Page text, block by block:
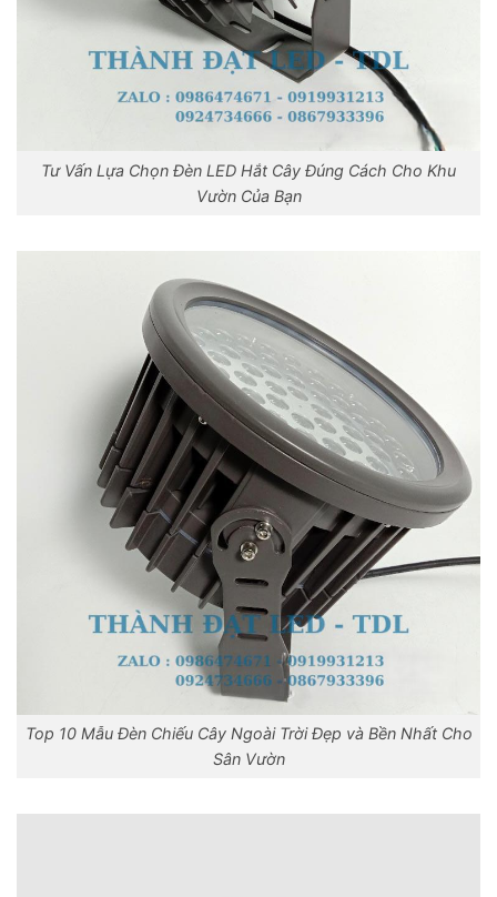
Tư Vấn Lựa Chọn Đèn LED Hắt Cây Đúng Cách Cho Khu
Vườn Của Bạn
Top 10 Mẫu Đèn Chiếu Cây Ngoài Trời Đẹp và Bền Nhất Cho
Sân Vườn